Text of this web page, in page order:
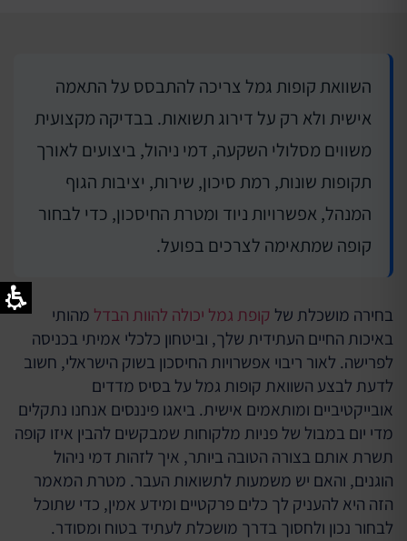
השוואת קופות גמל צריכה להתבסס על התאמה
אישית ולא רק על דירוג תשואות. בבדיקה מקצועית
משווים מסלולי השקעה, דמי ניהול, ביצועים לאורך
תקופות שונות, רמת סיכון, שירות, יציבות הגוף
המנהל, אפשרויות ניוד ומטרת החיסכון, כדי לבחור
קופה שמתאימה לצרכים בפועל.
בחירה מושכלת של קופת גמל יכולה להוות הבדל מהותי
באיכות החיים העתידית שלך, וביטחון כלכלי אמיתי בכניסה
לפרישה. לאור ריבוי אפשרויות החיסכון בשוק הישראלי, חשוב
לדעת לבצע השוואת קופות גמל על בסיס מדדים
אובייקטיביים ומותאמים אישית. ביאגו פיננסים אנחנו נתקלים
מדי יום במבול של פניות מלקוחות שמבקשים להבין איזו קופה
תשרת אותם בצורה הטובה ביותר, איך לזהות דמי ניהול
הוגנים, והאם יש משמעות לתשואות העבר. מטרת המאמר
הזה היא להעניק לך כלים פרקטיים ומידע אמין, כדי שתוכל
לבחור נכון ולחסוך בדרך מושכלת לעתיד בטוח ומסודר.